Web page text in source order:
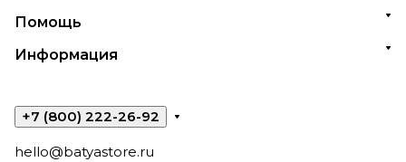
Помощь
Информация
+7 (800) 222-26-92
hello@batyastore.ru